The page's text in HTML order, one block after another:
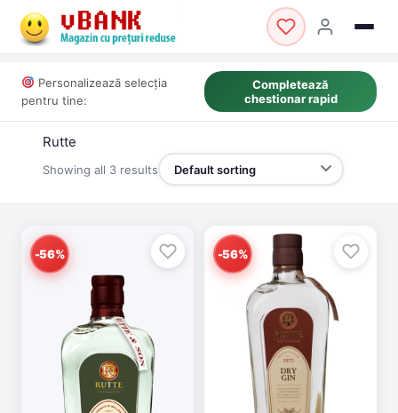
Personalizează selecția
pentru tine:
Completează
chestionar rapid
Rutte
Showing all 3 results
-56% -56%